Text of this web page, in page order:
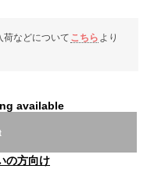
荷などについて こちら より
available
の方向け